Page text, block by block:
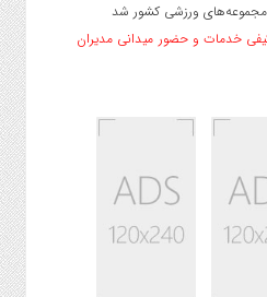
مجموعه‌های ورزشی کشور شد
کیفی خدمات و حضور میدانی مدیران